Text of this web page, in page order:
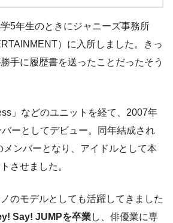
5年生のときにジャニーズ事務所
）に入所しました。きっ
手に履歴書を送ったことだったそう
」などのユニットを経て、2007年
ーとしてデビュー。同年結成され
メンバーとなり、アイドルとして本
させました。
のモデルとしても活躍してきました
Say! JUMPを卒業し、俳優業に専